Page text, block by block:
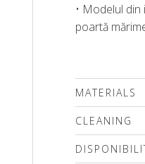
• Modelul
poartă
MATERIALS
CLEANING